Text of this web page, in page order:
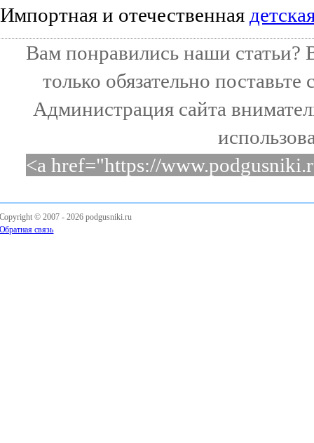
Импортная и отечественная
Вам понравились наши статьи?
только обязательно
Администрация сайта
<a href="https://
© 2007 -2026 podgusniki.ru
связь